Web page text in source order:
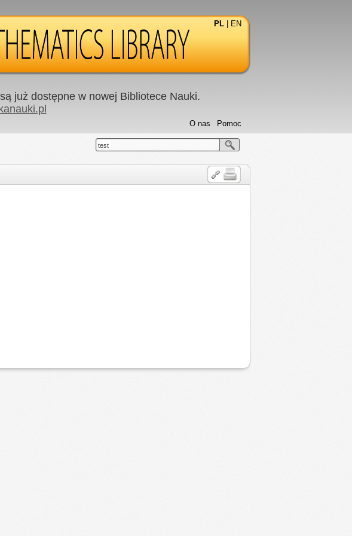
PL EN
już dostępne w nowej Bibliotece Nauki.
Pomoc
O nas
test